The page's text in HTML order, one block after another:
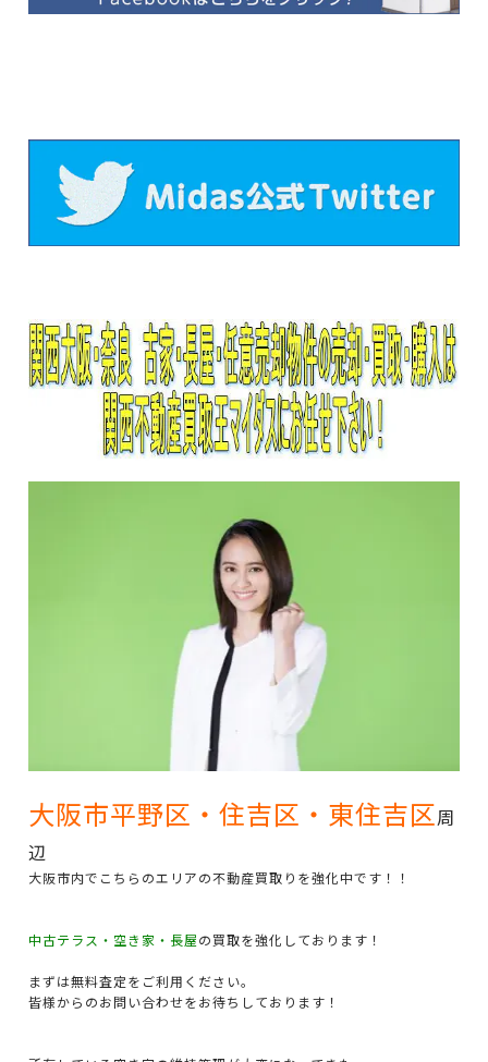
大阪市平野区・住吉区・東住吉区周
辺
大阪市内でこちらのエリアの不動産買取りを強化中です！！
中古テラス・空き家・長屋の買取を強化しております！
まずは無料査定をご利用ください。
皆様からのお問い合わせをお待ちしております！